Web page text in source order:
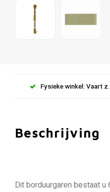
Fysieke winkel: Vaart
Beschrijving
Dit borduurgaren bestaat